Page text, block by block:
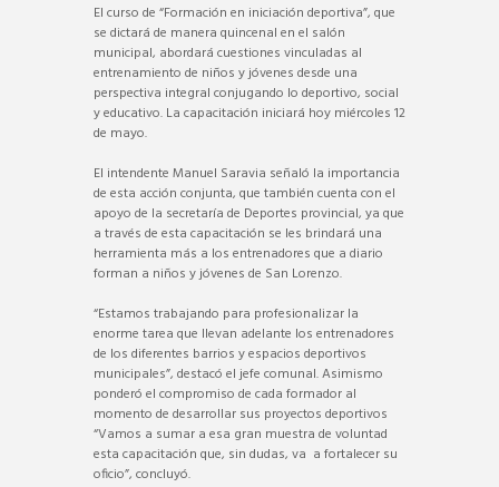
El curso de “Formación en iniciación deportiva”, que
se dictará de manera quincenal en el salón
municipal, abordará cuestiones vinculadas al
entrenamiento de niños y jóvenes desde una
perspectiva integral conjugando lo deportivo, social
y educativo. La capacitación iniciará hoy miércoles 12
de mayo.
El intendente Manuel Saravia señaló la importancia
de esta acción conjunta, que también cuenta con el
apoyo de la secretaría de Deportes provincial, ya que
a través de esta capacitación se les brindará una
herramienta más a los entrenadores que a diario
forman a niños y jóvenes de San Lorenzo.
“Estamos trabajando para profesionalizar la
enorme tarea que llevan adelante los entrenadores
de los diferentes barrios y espacios deportivos
municipales”, destacó el jefe comunal. Asimismo
ponderó el compromiso de cada formador al
momento de desarrollar sus proyectos deportivos
“Vamos a sumar a esa gran muestra de voluntad
esta capacitación que, sin dudas, va a fortalecer su
oficio”, concluyó.